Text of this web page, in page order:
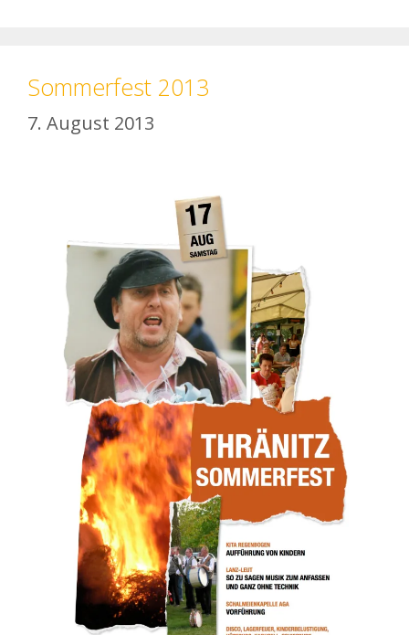
Sommerfest 2013
7. August 2013